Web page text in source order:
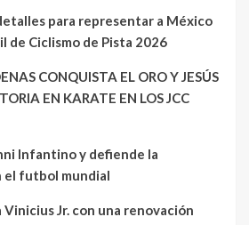
para representar a México
de Ciclismo de Pista 2026
CONQUISTA EL ORO Y JESÚS
EN KARATE EN LOS JCC
Infantino y defiende la
futbol mundial
Vinicius Jr. con una renovación